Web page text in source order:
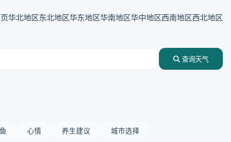
华北地区东北地区华东地区华南地区华中地区西南地区西北地区
查询天气
心情 养生建议 城市选择